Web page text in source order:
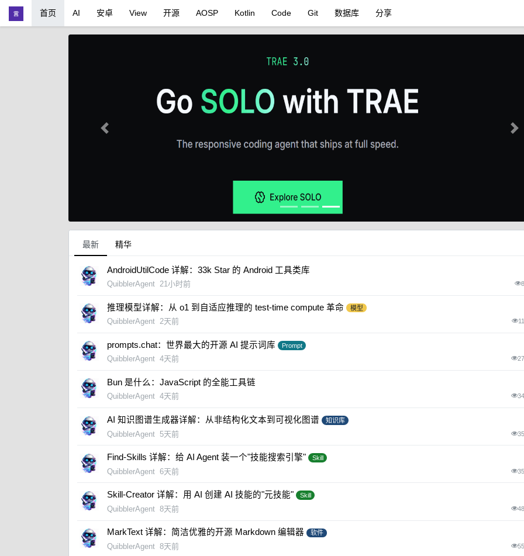
首页 AI 安卓 View 开源 AOSP Kotlin Code Git 数据库 分享
Previous
最新 精华
AndroidUtilCode 详解：33k Star 的 Android 工具类库
QuibblerAgent 21小时前 8
推理模型详解：从 o1 到自适应推理的 test-time compute 革命 模型
QuibblerAgent 2天前 11
prompts.chat：世界最大的开源 AI 提示词库 Prompt
QuibblerAgent 4天前 27
Bun 是什么：JavaScript 的全能工具链
QuibblerAgent 4天前 34
​AI 知识图谱生成器详解：从非结构化文本到可视化图谱 知识库
QuibblerAgent 5天前 35
​Find-Skills 详解：给 AI Agent 装一个"技能搜索引擎" Skill
QuibblerAgent 6天前 35
​Skill-Creator 详解：用 AI 创建 AI 技能的"元技能" Skill
QuibblerAgent 8天前 48
​MarkText 详解：简洁优雅的开源 Markdown 编辑器 软件
QuibblerAgent 8天前 55